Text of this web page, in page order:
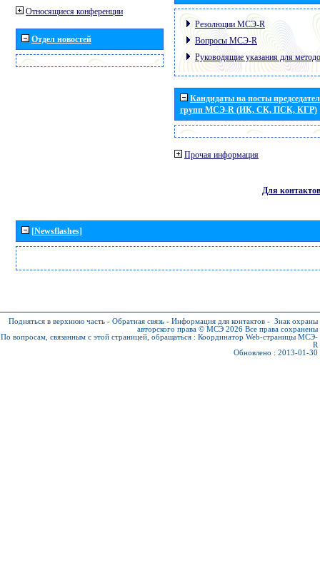
Относящиеся конференции
Отдел новостей
Резолюции МСЭ-R
Вопросы МСЭ-R
Руководящие указания для
Кандидаты на посты
групп МСЭ-R (ИК, СК, ПСК, КГР)
Прочая информация
Для контактов
[Newsflashes]
Подняться в верхнюю часть - Обратная связь - Информация для контактов - Знак охраны
авторского права © МСЭ 2026 Все права сохранены
По вопросам, связанным с этой страницей, обращаться : Координатор Web-страницы МСЭ-
R
Обновлено : 2013-01-30